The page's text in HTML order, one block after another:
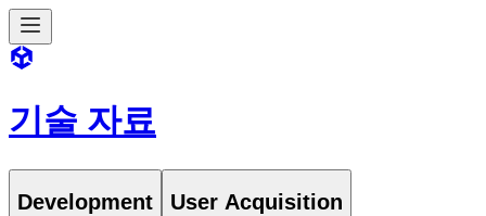
기술 자료
Development User Acquisition